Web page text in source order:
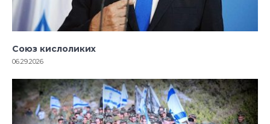
Союз кислоликих
06.29.2026